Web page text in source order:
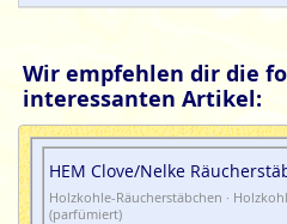
Qualitätskontrolle unterliegen.
Wir empfehlen dir die
interessanten Artikel:
HEM Clove/Nelke
Holzkohle-Räucherstäbchen ·
(parfümiert)